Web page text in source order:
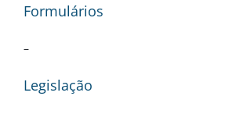
Formulários
–
Legislação